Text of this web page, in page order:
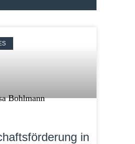
in